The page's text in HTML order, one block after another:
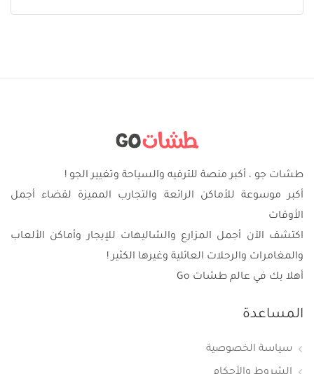
طشات جو ، أكبر منصة للترفيه والسياحة وتغيير الجو !
أكبر موسوعة للأماكن الرائعة والتجارب المميزة لقضاء أجمل
الأوقات
اكتشف الآن أجمل المزارع والشاليهات للإيجار وأماكن الألعاب
والمغامرات والرحلات العائلية وغيرها الكثير !
أهلا بك في عالم طشات Go
المساعدة
سياسة الخصوصية